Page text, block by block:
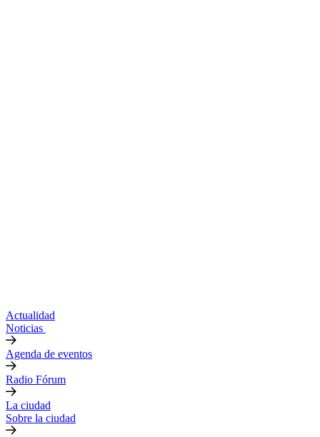
Actualidad
Noticias
Agenda de eventos
Radio Fórum
La ciudad
Sobre la ciudad